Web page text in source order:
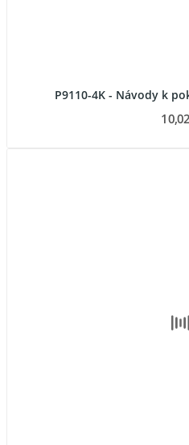
P9110-4K - Návody k